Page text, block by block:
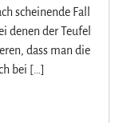
scheinende Fall
denen der Teufel
dass man die
bei […]